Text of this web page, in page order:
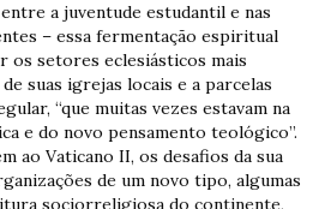
a juventude estudantil e nas
– essa fermentação espiritual
os setores eclesiásticos mais
suas igrejas locais e a parcelas
“que muitas vezes estavam na
e do novo pensamento teológico”.
ao Vaticano II, os desafios da sua
de um novo tipo, algumas
sociorreligiosa do continente,